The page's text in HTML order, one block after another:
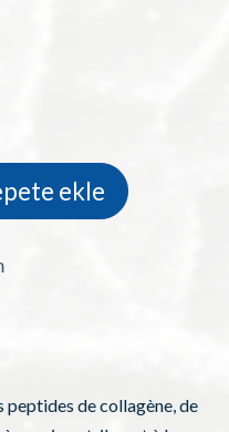
ekle
peptides de collagène, de